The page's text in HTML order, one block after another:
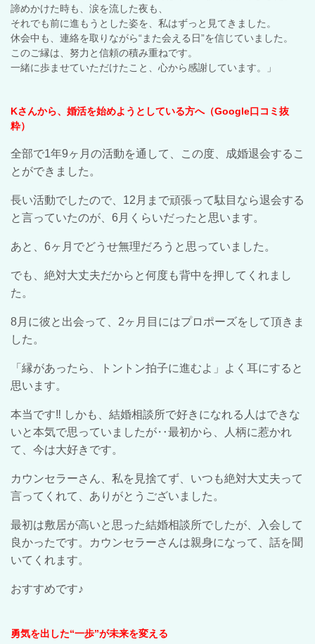
諦めかけた時も、涙を流した夜も、
それでも前に進もうとした姿を、私はずっと見てきました。
休会中も、連絡を取りながら“また会える日”を信じていました。
このご縁は、努力と信頼の積み重ねです。
一緒に歩ませていただけたこと、心から感謝しています。」
Kさんから、婚活を始めようとしている方へ（Google口コミ抜
粋）
全部で1年9ヶ月の活動を通して、この度、成婚退会するこ
とができました。
長い活動でしたので、12月まで頑張って駄目なら退会する
と言っていたのが、6月くらいだったと思います。
あと、6ヶ月でどうせ無理だろうと思っていました。
でも、絶対大丈夫だからと何度も背中を押してくれまし
た。
8月に彼と出会って、2ヶ月目にはプロポーズをして頂きま
した。
「縁があったら、トントン拍子に進むよ」よく耳にすると
思います。
本当です‼︎ しかも、結婚相談所で好きになれる人はできな
いと本気で思っていましたが‥最初から、人柄に惹かれ
て、今は大好きです。
カウンセラーさん、私を見捨てず、いつも絶対大丈夫って
言ってくれて、ありがとうございました。
最初は敷居が高いと思った結婚相談所でしたが、入会して
良かったです。カウンセラーさんは親身になって、話を聞
いてくれます。
おすすめです♪
勇気を出した“一歩”が未来を変える